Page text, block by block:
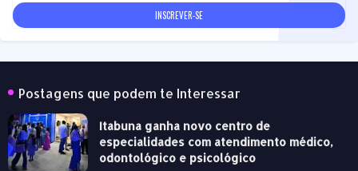
Postagens que podem te Interessar
Itabuna ganha novo centro de
especialidades com atendimento médico,
odontológico e psicológico